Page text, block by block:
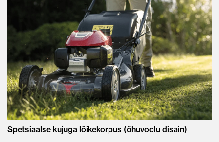
Spetsiaalse kujuga lõikekorpus (õhuvoolu disain)